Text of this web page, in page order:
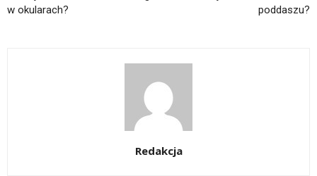
w okularach?
poddaszu?
Redakcja